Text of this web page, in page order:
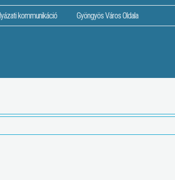
kommunikáció Gyöngyös Város Oldala